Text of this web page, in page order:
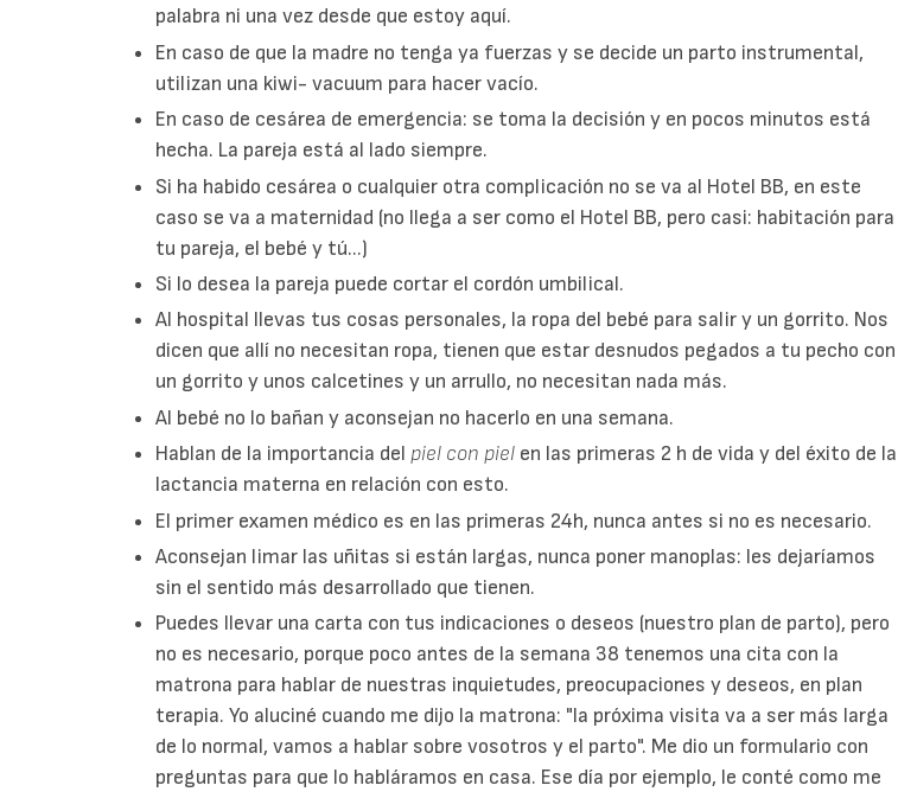
palabra ni una vez desde que estoy aquí.
En caso de que la madre no tenga ya fuerzas y se decide un parto instrumental,
utilizan una kiwi- vacuum para hacer vacío.
En caso de cesárea de emergencia: se toma la decisión y en pocos minutos está
hecha. La pareja está al lado siempre.
Si ha habido cesárea o cualquier otra complicación no se va al Hotel BB, en este
caso se va a maternidad (no llega a ser como el Hotel BB, pero casi: habitación para
tu pareja, el bebé y tú...)
Si lo desea la pareja puede cortar el cordón umbilical.
Al hospital llevas tus cosas personales, la ropa del bebé para salir y un gorrito. Nos
dicen que allí no necesitan ropa, tienen que estar desnudos pegados a tu pecho con
un gorrito y unos calcetines y un arrullo, no necesitan nada más.
Al bebé no lo bañan y aconsejan no hacerlo en una semana.
Hablan de la importancia del piel con piel en las primeras 2 h de vida y del éxito de la
lactancia materna en relación con esto.
El primer examen médico es en las primeras 24h, nunca antes si no es necesario.
Aconsejan limar las uñitas si están largas, nunca poner manoplas: les dejaríamos
sin el sentido más desarrollado que tienen.
Puedes llevar una carta con tus indicaciones o deseos (nuestro plan de parto), pero
no es necesario, porque poco antes de la semana 38 tenemos una cita con la
matrona para hablar de nuestras inquietudes, preocupaciones y deseos, en plan
terapia. Yo aluciné cuando me dijo la matrona: "la próxima visita va a ser más larga
de lo normal, vamos a hablar sobre vosotros y el parto". Me dio un formulario con
preguntas para que lo habláramos en casa. Ese día por ejemplo, le conté como me